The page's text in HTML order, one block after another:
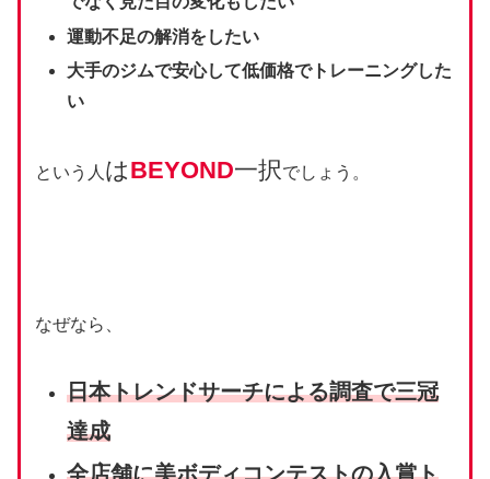
運動不足の解消をしたい
大手のジムで安心して低価格でトレーニングした
い
という人 はBEYOND一択でしょう。
なぜなら、
⽇本トレンドサーチによる調査で三冠
達成
全店舗に美ボディコンテストの入賞ト